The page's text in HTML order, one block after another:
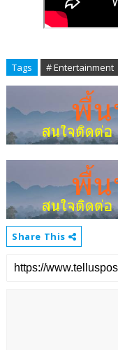
Tags # Entertainment
Share This